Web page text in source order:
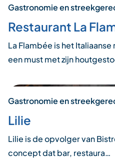
Gastronomie en
Restaurant La
La Flambée is het
een must met zijn
Gastronomie en
Lilie
Lilie is de opvolger van
concept dat bar, restaura…